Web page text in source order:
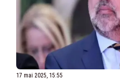
17 mai 2025, 15:55